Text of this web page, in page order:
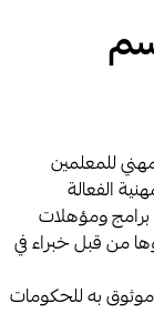
للمعلمين
الفعالة
ومؤهلات
من قبل خبراء في
موثوق به للحكومات